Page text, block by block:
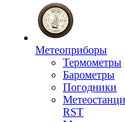
Метеоприборы
Термометры
Барометры
Погодники
RST